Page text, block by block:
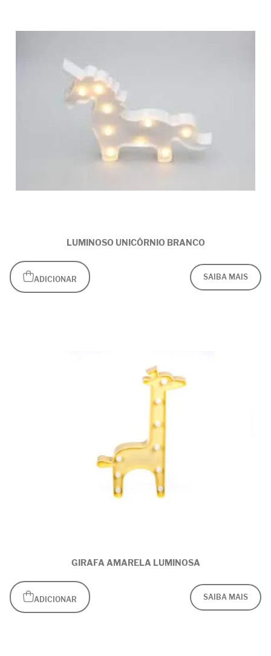
LUMINOSO UNICÓRNIO BRANCO
ADICIONAR SAIBA MAIS
GIRAFA AMARELA LUMINOSA
ADICIONAR SAIBA MAIS